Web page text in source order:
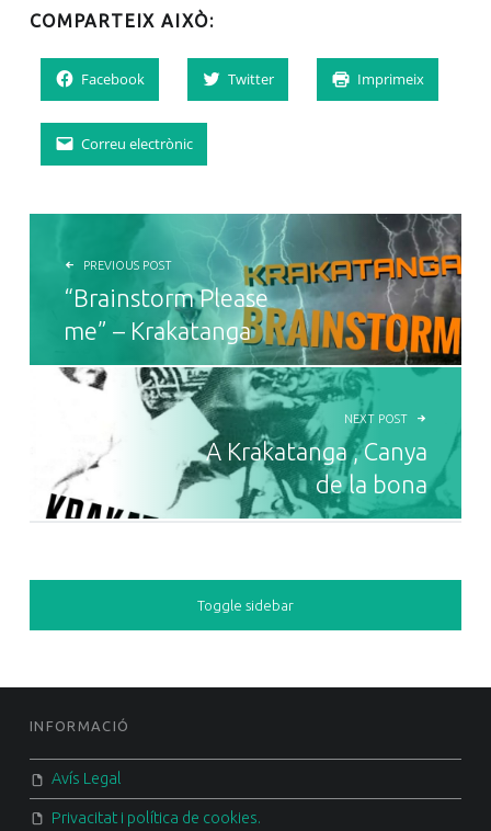
COMPARTEIX AIXÒ:
Facebook Twitter Imprimeix
Correu electrònic
NAVEGACIÓ D'ENTRADES
PREVIOUS POST
“Brainstorm Please
me” – Krakatanga
NEXT POST
A Krakatanga , Canya
de la bona
SIDEBAR
Toggle sidebar
FOOTER SIDEBAR
INFORMACIÓ
Avís Legal
Privacitat i política de cookies.